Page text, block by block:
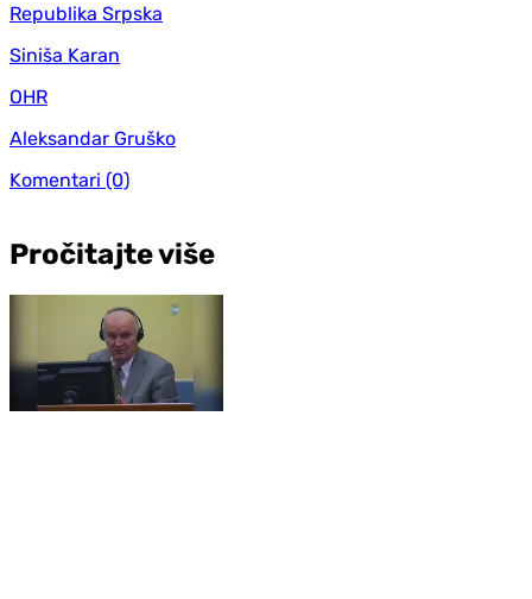
Republika Srpska
Siniša Karan
OHR
Aleksandar Gruško
Komentari (0)
Pročitajte više